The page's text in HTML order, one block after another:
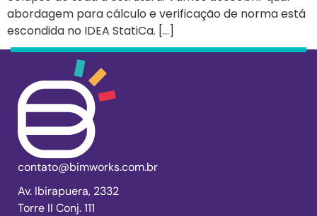
abordagem para cálculo e verificação de norma está
escondida no IDEA StatiCa. […]
contato@bimworks.com.br
Av. Ibirapuera, 2332
Torre II Conj. 111